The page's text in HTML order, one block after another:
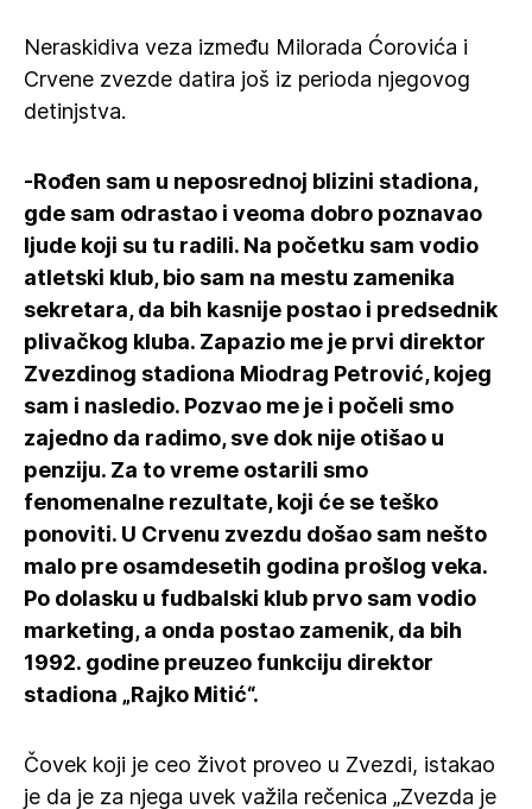
Neraskidiva veza između Milorada Ćorovića i
Crvene zvezde datira još iz perioda njegovog
detinjstva.
-Rođen sam u neposrednoj blizini stadiona,
gde sam odrastao i veoma dobro poznavao
ljude koji su tu radili. Na početku sam vodio
atletski klub, bio sam na mestu zamenika
sekretara, da bih kasnije postao i predsednik
plivačkog kluba. Zapazio me je prvi direktor
Zvezdinog stadiona Miodrag Petrović, kojeg
sam i nasledio. Pozvao me je i počeli smo
zajedno da radimo, sve dok nije otišao u
penziju. Za to vreme ostarili smo
fenomenalne rezultate, koji će se teško
ponoviti. U Crvenu zvezdu došao sam nešto
malo pre osamdesetih godina prošlog veka.
Po dolasku u fudbalski klub prvo sam vodio
marketing, a onda postao zamenik, da bih
1992. godine preuzeo funkciju direktor
stadiona „Rajko Mitić“.
Čovek koji je ceo život proveo u Zvezdi, istakao
je da je za njega uvek važila rečenica „Zvezda je